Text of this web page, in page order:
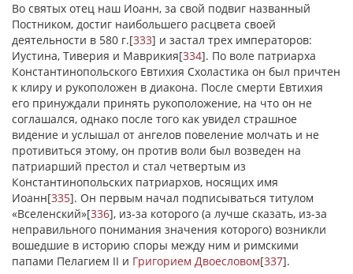
Во святых отец наш Иоанн, за свой подвиг названный
Постником, достиг наибольшего расцвета своей
деятельности в 580 г.[333] и застал трех императоров:
Иустина, Тиверия и Маврикия[334]. По воле патриарха
Константинопольского Евтихия Схоластика он был причтен
к клиру и рукоположен в диакона. После смерти Евтихия
его принуждали принять рукоположение, на что он не
соглашался, однако после того как увидел страшное
видение и услышал от ангелов повеление молчать и не
противиться этому, он против воли был возведен на
патриарший престол и стал четвертым из
Константинопольских патриархов, носящих имя
Иоанн[335]. Он первым начал подписываться титулом
«Вселенский»[336], из-за которого (а лучше сказать, из-за
неправильного понимания значения которого) возникли
вошедшие в историю споры между ним и римскими
папами Пелагием II и Григорием Двоесловом[337].